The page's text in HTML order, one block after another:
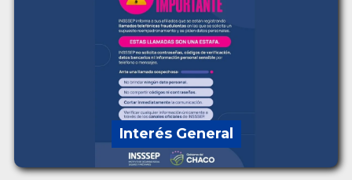
Interés General